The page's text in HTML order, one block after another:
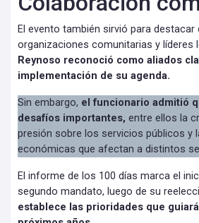
El evento también sirvió para
organizaciones comunitarias y líderes
Reynoso reconoció como aliados
implementación de su agenda.
Sin embargo, el funcionario admitió
desafíos importantes, entre ellos la
presión sobre los servicios públicos y
económicas que afectan a distintos
El informe de los 100 días marca el
segundo mandato, luego de su
establece las prioridades que